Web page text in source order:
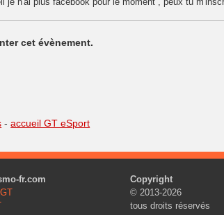
cet évènement.
-accueil GT eSport
fr.com
Copyright
© 2013-2026
tous droits réservés